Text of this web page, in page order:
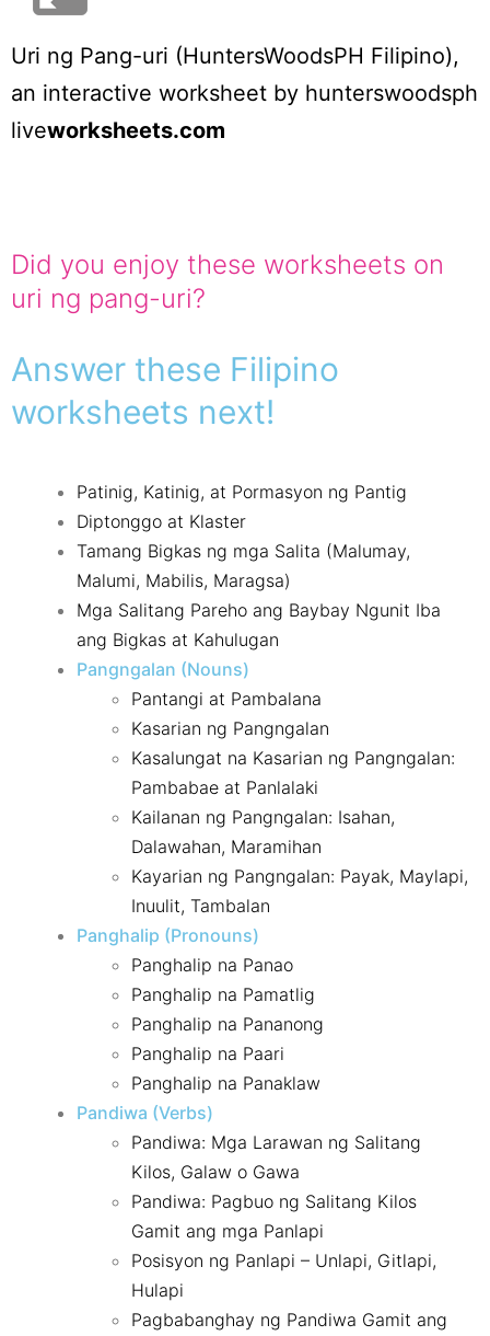
Uri ng Pang-uri (HuntersWoodsPH Filipino),
an interactive worksheet by hunterswoodsph
liveworksheets.com
Did you enjoy these worksheets on
uri ng pang-uri?
Answer these Filipino
worksheets next!
Patinig, Katinig, at Pormasyon ng Pantig
Diptonggo at Klaster
Tamang Bigkas ng mga Salita (Malumay,
Malumi, Mabilis, Maragsa)
Mga Salitang Pareho ang Baybay Ngunit Iba
ang Bigkas at Kahulugan
Pangngalan (Nouns)
Pantangi at Pambalana
Kasarian ng Pangngalan
Kasalungat na Kasarian ng Pangngalan:
Pambabae at Panlalaki
Kailanan ng Pangngalan: Isahan,
Dalawahan, Maramihan
Kayarian ng Pangngalan: Payak, Maylapi,
Inuulit, Tambalan
Panghalip (Pronouns)
Panghalip na Panao
Panghalip na Pamatlig
Panghalip na Pananong
Panghalip na Paari
Panghalip na Panaklaw
Pandiwa (Verbs)
Pandiwa: Mga Larawan ng Salitang
Kilos, Galaw o Gawa
Pandiwa: Pagbuo ng Salitang Kilos
Gamit ang mga Panlapi
Posisyon ng Panlapi – Unlapi, Gitlapi,
Hulapi
Pagbabanghay ng Pandiwa Gamit ang